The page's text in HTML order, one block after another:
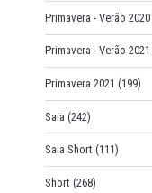
Primavera - Verão 2020
Primavera - Verão 2021
Primavera 2021 (199)
Saia (242)
Saia Short (111)
Short (268)